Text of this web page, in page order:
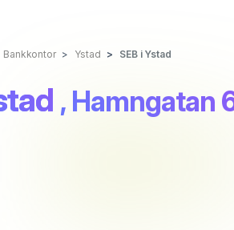
Bankkontor Ystad SEB i Ystad
, Hamngatan